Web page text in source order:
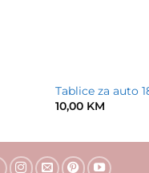
Tablice za auto
10,00 KM